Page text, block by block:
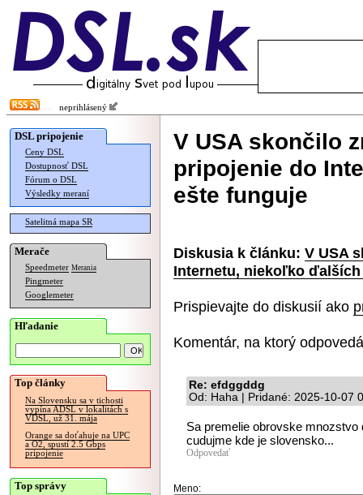
neprihlásený
DSL pripojenie
Ceny DSL
Dostupnosť DSL
Fórum o DSL
Výsledky meraní
Satelitná mapa SR
Merače
Speedmeter Merania
Pingmeter
Googlemeter
Hľadanie
Top články
Na Slovensku sa v tichosti
vypína ADSL v lokalitách s
VDSL, už 31. mája
Orange sa doťahuje na UPC
a O2, spustí 2.5 Gbps
pripojenie
Top správy
V USA skončilo
pripojenie do
ešte funguje
Diskusia k článku: V USA
Internetu, niekoľko
Prispievajte do diskusií ako
Komentár, na ktorý
Re: efdggddg
Od: Haha | Pridané: 2025-10-07
Sa premelie obrovske mnozstvo
cudujme kde je slovensko...
Odpovedať
Meno: